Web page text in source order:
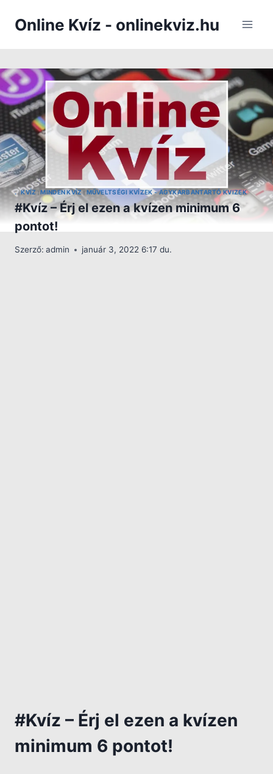
Online Kvíz - onlinekviz.hu
.|KVÍZ MINDEN KVÍZ |MŰVELTSÉGI KVÍZEK - AGYKARBANTARTÓ KVIZEK
#Kvíz – Érj el ezen a kvízen minimum 6
pontot!
Szerző: admin január 3, 2022 6:17 du.
#Kvíz – Érj el ezen a kvízen
minimum 6 pontot!